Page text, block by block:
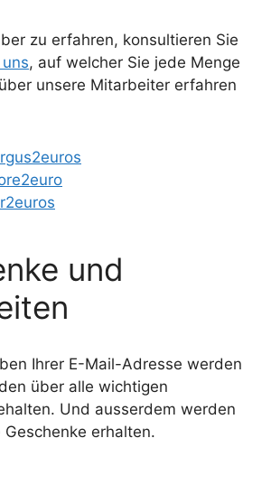
zu erfahren, konsultieren Sie
, auf welcher Sie jede Menge
unsere Mitarbeiter erfahren
und
Ihrer E-Mail-Adresse werden
über alle wichtigen
Und ausserdem werden
erhalten.